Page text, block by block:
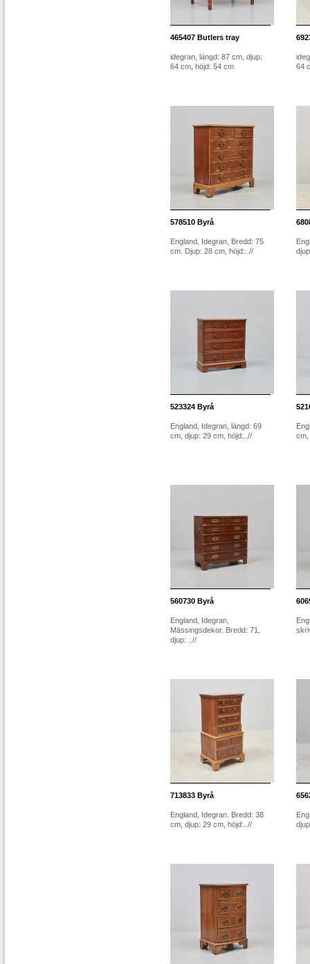
465407 Butlers tray
idegran, längd: 87 cm, djup:
64 cm, höjd: 54 cm
64
578510 Byrå
England, Idegran, Bredd: 75
cm. Djup: 28 cm, höjd:..//
523324 Byrå
England, Idegran, längd: 69
cm, djup: 29 cm, höjd:..//
cm,
560730 Byrå
England, Idegran,
Mässingsdekor. Bredd: 71,
djup: ..//
713833 Byrå
England, Idegran. Bredd: 38
cm, djup: 29 cm, höjd:..//